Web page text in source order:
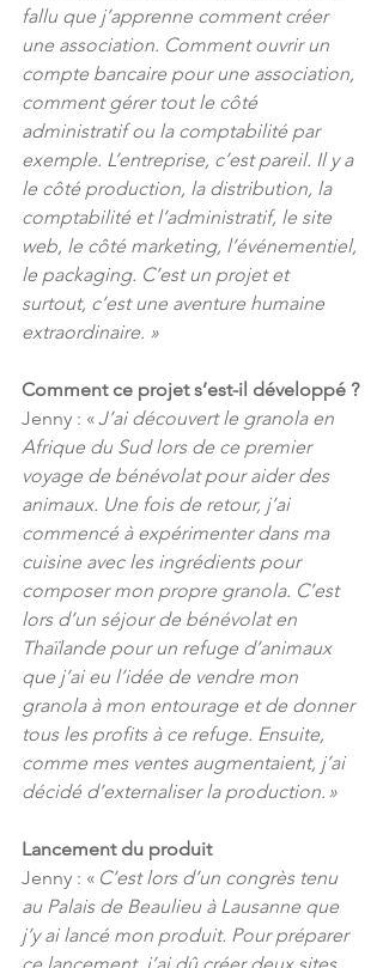
fallu que j’apprenne comment créer
une association. Comment ouvrir un
compte bancaire pour une association,
comment gérer tout le côté
administratif ou la comptabilité par
exemple. L’entreprise, c’est pareil. Il y a
le côté production, la distribution, la
comptabilité et l’administratif, le site
web, le côté marketing, l’événementiel,
le packaging. C’est un projet et
surtout, c’est une aventure humaine
extraordinaire. »
Comment ce projet s’est-il développé ?
Jenny : « J’ai découvert le granola en
Afrique du Sud lors de ce premier
voyage de bénévolat pour aider des
animaux. Une fois de retour, j’ai
commencé à expérimenter dans ma
cuisine avec les ingrédients pour
composer mon propre granola. C’est
lors d’un séjour de bénévolat en
Thaïlande pour un refuge d’animaux
que j’ai eu l’idée de vendre mon
granola à mon entourage et de donner
tous les profits à ce refuge. Ensuite,
comme mes ventes augmentaient, j’ai
décidé d’externaliser la production. »
Lancement du produit
Jenny : « C’est lors d’un congrès tenu
au Palais de Beaulieu à Lausanne que
j’y ai lancé mon produit. Pour préparer